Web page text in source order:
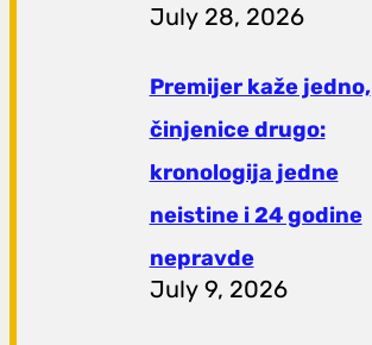
July 28, 2026
Premijer kaže jedno,
činjenice drugo:
kronologija jedne
neistine i 24 godine
nepravde
July 9, 2026